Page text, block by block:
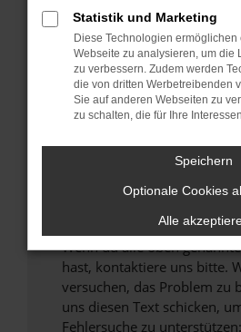
Starte dein Gerät neu.
Das kann manchmal
Probleme zu beheben.
Stelle sicher, dass dein
Betriebssystem auf dem
sind.
Sicherheitsrisiko, sondern
unterstützt werden.
Wende dich an den
Wenn du alle oben
hast, kontaktiere uns bitte.
versuchen, das Problem zu
uns diesen Text schicken,
Fehlersuche zu unterstützen:
Statistik und Marketing
Diese Technologien
Webseite zu analysieren, um die
zu verbessern. Zudem werden
die von dritten Werbetreibenden
Sie auf anderen Webseiten zu
zu schalten, die für Ihre
Speichern
Optionale Cookies
Alle